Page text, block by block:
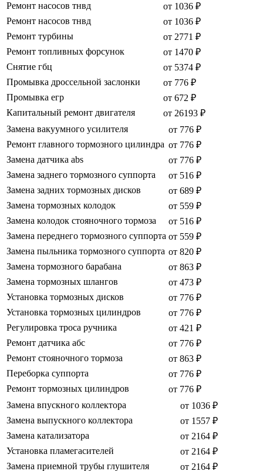
Ремонт насосов тнвд
от 1036 ₽
Ремонт насосов тнвд
от 1036 ₽
Ремонт турбины
от 2771 ₽
Ремонт топливных форсунок
от 1470 ₽
Снятие гбц
от 5374 ₽
Промывка дроссельной заслонки
от 776 ₽
Промывка егр
от 672 ₽
Капитальный ремонт двигателя
от 26193 ₽
Замена вакуумного усилителя
от 776 ₽
Ремонт главного тормозного цилиндра от 776 ₽
Замена датчика abs
от 776 ₽
Замена заднего тормозного суппорта
от 516 ₽
Замена задних тормозных дисков
от 689 ₽
Замена тормозных колодок
от 559 ₽
Замена колодок стояночного тормоза
от 516 ₽
Замена переднего тормозного суппорта от 559 ₽
Замена пыльника тормозного суппорта от 820 ₽
Замена тормозного барабана
от 863 ₽
Замена тормозных шлангов
от 473 ₽
Установка тормозных дисков
от 776 ₽
Установка тормозных цилиндров
от 776 ₽
Регулировка троса ручника
от 421 ₽
Ремонт датчика абс
от 776 ₽
Ремонт стояночного тормоза
от 863 ₽
Переборка суппорта
от 776 ₽
Ремонт тормозных цилиндров
от 776 ₽
Замена впускного коллектора
от 1036 ₽
Замена выпускного коллектора
от 1557 ₽
Замена катализатора
от 2164 ₽
Установка пламегасителей
от 2164 ₽
Замена приемной трубы глушителя
от 2164 ₽